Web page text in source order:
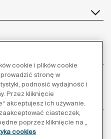
nas:
cookie i plików cookie
stronę w
podnosić wydajność i
Przez kliknięcie
akceptujesz ich używanie.
ciasteczek,
poprzez kliknięcie na „
cookies